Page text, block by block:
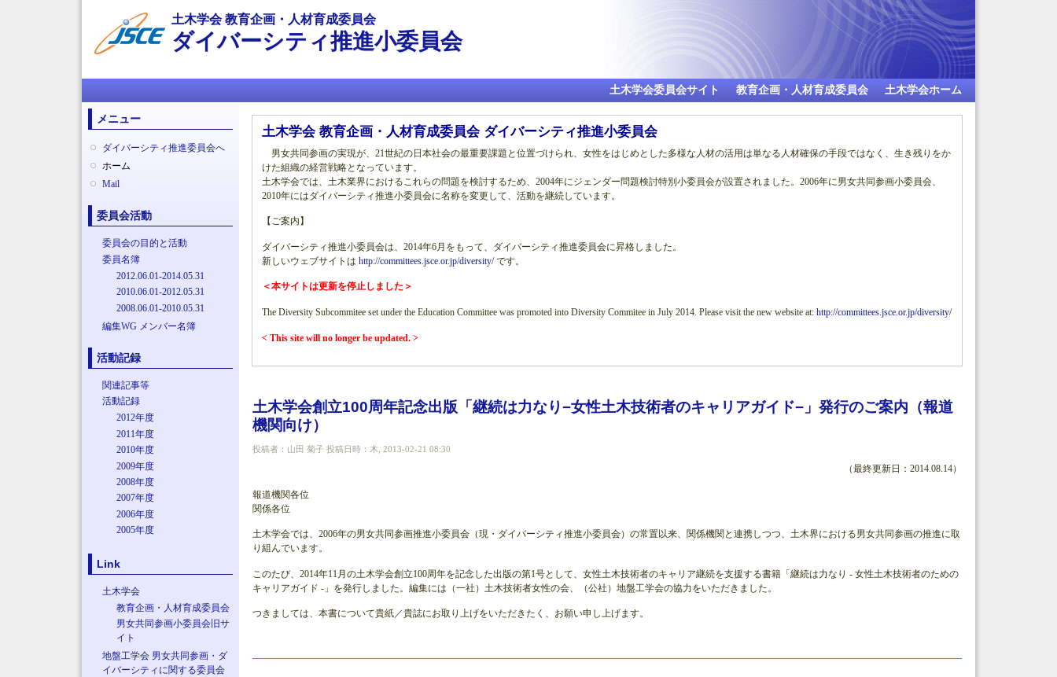
ツ
に
動
土木学会 教育企画・人材育成委員会
ダイバーシティ推進小委員会
土木学会委員会サイト 教育企画・人材育成委員会 土木学会ホーム
メニュー
ダイバーシティ推進委員会へ
ホーム
Mail
委員会活動
委員会の目的と活動
委員名簿
2012.06.01-2014.05.31
2010.06.01-2012.05.31
2008.06.01-2010.05.31
編集WG メンバー名簿
活動記録
関連記事等
活動記録
2012年度
2011年度
2010年度
2009年度
2008年度
2007年度
2006年度
2005年度
Link
土木学会
教育企画・人材育成委員会
男女共同参画小委員会旧サ
イト
地盤工学会 男女共同参画・ダ
イバーシティに関する委員会
土木学会 教育企画・人材育成委員会 ダイバーシティ推進小委員会
男女共同参画の実現が、21世紀の日本社会の最重要課題と位置づけられ、女性をはじめとした多様な人材の活用は単なる人材確保の手段ではなく、生き残りをか
けた組織の経営戦略となっています。
土木学会では、土木業界におけるこれらの問題を検討するため、2004年にジェンダー問題検討特別小委員会が設置されました。2006年に男女共同参画小委員会、
2010年にはダイバーシティ推進小委員会に名称を変更して、活動を継続しています。
【ご案内】
ダイバーシティ推進小委員会は、2014年6月をもって、ダイバーシティ推進委員会に昇格しました。
新しいウェブサイトはhttp://committees.jsce.or.jp/diversity/です。
＜本サイトは更新を停止しました＞
The Diversity Subcommitee set under the Education Committee was promoted into Diversity Commitee in July 2014. Please visit the new website at:http://committees.jsce.or.jp/diversity/
< This site will no longer be updated. >
土木学会創立100周年記念出版「継続は力なり−女性土木技術者のキャリアガイド−」発行のご案内（報道
機関向け）
投稿者： 山田 菊子 投稿日時：木, 2013-02-21 08:30
（最終更新日：2014.08.14）
報道機関各位
関係各位
土木学会では、2006年の男女共同参画推進小委員会（現・ダイバーシティ推進小委員会）の常置以来、関係機関と連携しつつ、土木界における男女共同参画の推進に取
り組んでいます。
このたび、2014年11月の土木学会創立100周年を記念した出版の第1号として、女性土木技術者のキャリア継続を支援する書籍「継続は力なり - 女性土木技術者のための
キャリアガイド -」を発行しました。編集には（一社）土木技術者女性の会、（公社）地盤工学会の協力をいただきました。
つきましては、本書について貴紙／貴誌にお取り上げをいただきたく、お願い申し上げます。